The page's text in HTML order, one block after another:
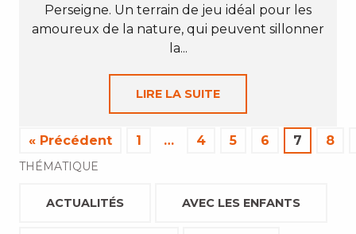
Perseigne. Un terrain de jeu idéal pour les
amoureux de la nature, qui peuvent sillonner
la...
LIRE LA SUITE
« Précédent 1 … 4 5 6 7 8
THÉMATIQUE
ACTUALITÉS AVEC LES ENFANTS